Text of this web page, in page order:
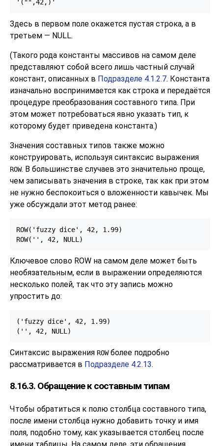
'("",42,)'
Здесь в первом поле окажется пустая строка, а в
третьем — NULL.
(Такого рода константы массивов на самом деле
представляют собой всего лишь частный случай
констант, описанных в Подразделе 4.1.2.7. Константа
изначально воспринимается как строка и передаётся
процедуре преобразования составного типа. При
этом может потребоваться явно указать тип, к
которому будет приведена константа.)
Значения составных типов также можно
конструировать, используя синтаксис выражения
ROW. В большинстве случаев это значительно проще,
чем записывать значения в строке, так как при этом
не нужно беспокоиться о вложенности кавычек. Мы
уже обсуждали этот метод ранее:
ROW('fuzzy dice', 42, 1.99)
ROW('', 42, NULL)
Ключевое слово ROW на самом деле может быть
необязательным, если в выражении определяются
несколько полей, так что эту запись можно
упростить до:
('fuzzy dice', 42, 1.99)
('', 42, NULL)
Синтаксис выражения ROWболее подробно
рассматривается в Подразделе 4.2.13.
8.16.3. Обращение к составным типам
Чтобы обратиться к полю столбца составного типа,
после имени столбца нужно добавить точку и имя
поля, подобно тому, как указывается столбец после